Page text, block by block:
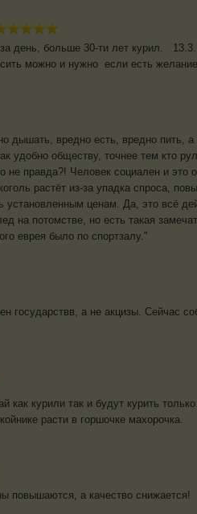
день, больше 30-ти лет курил.
можно и нужно если есть
дышать, вредно есть, вредно пить, а
удобно обществу, точнее тем кто
не правда?! Человек социален и это
растёт из-за упадка спроса,
установленным ценам. Да, это всё
на потомстве, но есть такая
еврея было по спортзалу."
государствв, а не акцизы. Сейчас
как курили так и будут курить
расти в горшочке махорочка.
повышаются, а качество снижается!